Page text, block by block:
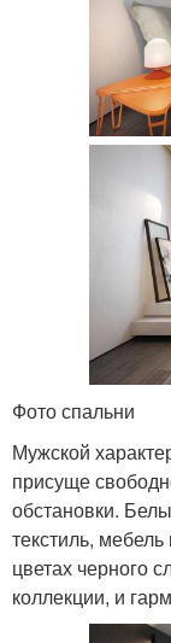
Фото спальни
Мужской
присуще
обстановки.
текстиль,
цветах черного
коллекции, и